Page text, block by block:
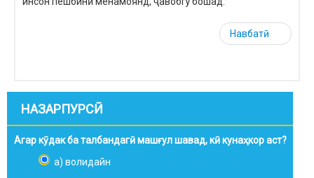
Навбатӣ
НАЗАРПУРСӢ
Агар кӯдак ба талбандагӣ машғул шавад, кӣ кунаҳкор аст?
а) волидайн